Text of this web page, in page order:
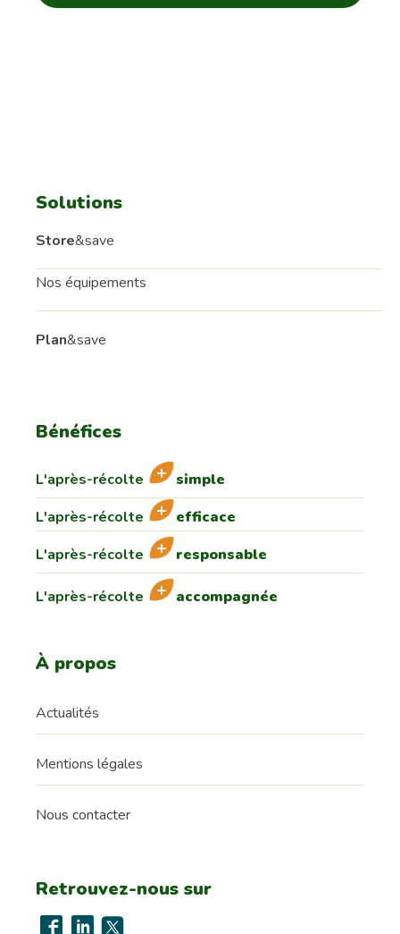
Solutions
Store&save
Nos équipements
Plan&save
Bénéfices
L'après-récolte
simple
L'après-récolte
efficace
L'après-récolte
responsable
L'après-récolte accompagnée
À propos
Actualités
Mentions légales
Nous contacter
Retrouvez-nous sur